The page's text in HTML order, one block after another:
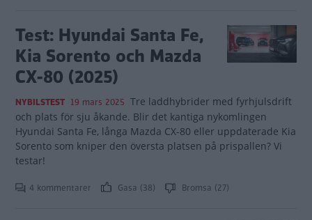
Test: Hyundai Santa Fe,
Kia Sorento och Mazda
CX-80 (2025)
NYBILSTEST 19 mars 2025 Tre laddhybrider med fyrhjulsdrift
och plats för sju åkande. Blir det kantiga nykomlingen
Hyundai Santa Fe, långa Mazda CX-80 eller uppdaterade Kia
Sorento som kniper den översta platsen på prispallen? Vi
testar!
4 kommentarer Gasa (38) Bromsa (27)